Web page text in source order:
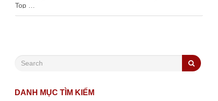
Top …
DANH MỤC TÌM KIẾM